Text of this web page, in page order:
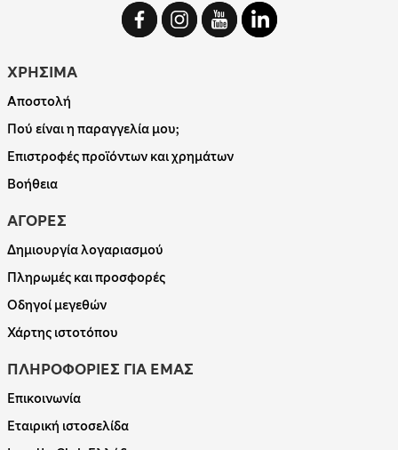
ΧΡΗΣΙΜΑ
Αποστολή
Πού είναι η παραγγελία μου;
Επιστροφές προϊόντων και χρημάτων
Βοήθεια
ΑΓΟΡΕΣ
Δημιουργία λογαριασμού
Πληρωμές και προσφορές
Οδηγοί μεγεθών
Χάρτης ιστοτόπου
ΠΛΗΡΟΦΟΡΙΕΣ ΓΙΑ ΕΜΑΣ
Επικοινωνία
Εταιρική ιστοσελίδα